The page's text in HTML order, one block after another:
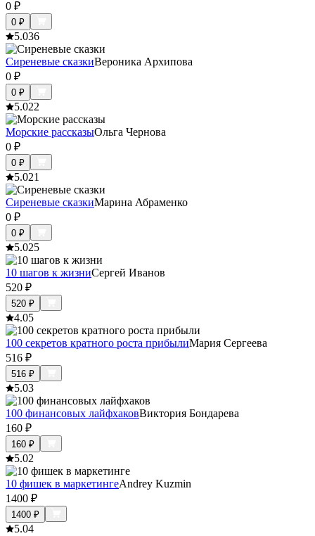
0 ₽
0 ₽
5.036
Сиреневые сказкиВероника Архипова
0 ₽
0 ₽
5.022
Морские рассказыОльга Чернова
0 ₽
0 ₽
5.021
Сиреневые сказкиМарина Абраменко
0 ₽
0 ₽
5.025
10 шагов к жизниСергей Иванов
520 ₽
520 ₽
4.05
100 секретов кратного роста прибылиМария Сергеева
516 ₽
516 ₽
5.03
100 финансовых лайфхаковВиктория Бондарева
160 ₽
160 ₽
5.02
10 фишек в маркетингеAndrey Kuzmin
1400 ₽
1400 ₽
5.04